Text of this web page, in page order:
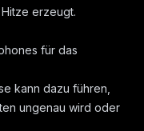
erzeugt.
für das
kann dazu führen,
ungenau wird oder